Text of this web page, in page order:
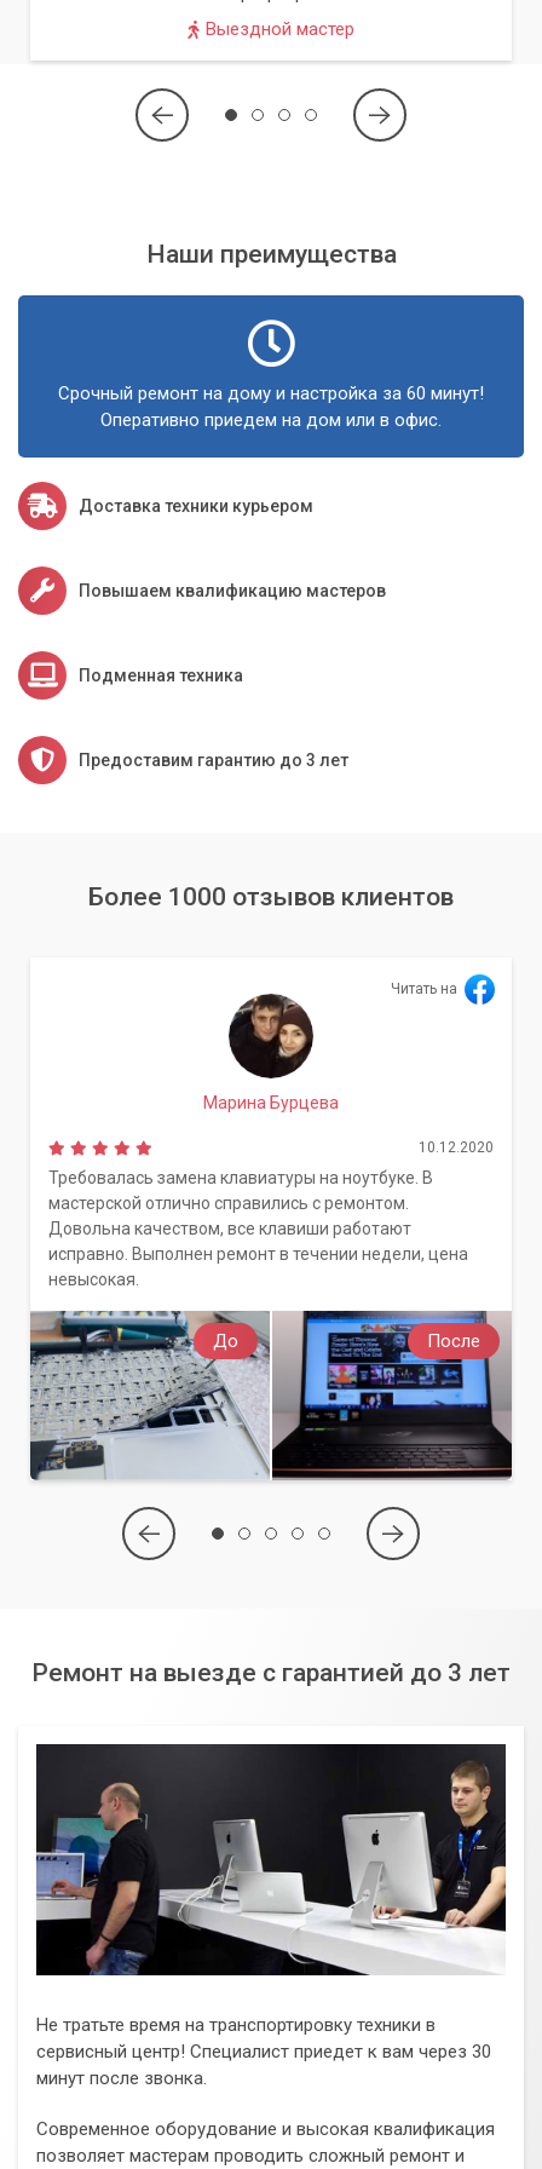
прокладка всех необходимых кабелей.
Тестирование и запуск системы.Проверка
работоспособности интернета и стабильности сигнала.
Техническая поддержка.Мы всегда готовы помочь
свои услуги жителям Киева и Киевской области. Мы
выполнение заказов и индивидуальный подход к каждому
клиенту. Получите надежный и быстрый интернет на даче
Выездной мастер
Наши преимущества
Срочный ремонт на дому и настройка за 60 минут!
Оперативно приедем на дом или в офис.
Доставка техники курьером
Повышаем квалификацию мастеров
Подменная техника
Предоставим гарантию до 3 лет
Более 1000 отзывов клиентов
До После
Читать на
Марина Бурцева
10.12.2020
Требовалась замена клавиатуры на ноутбуке. В
мастерской отлично справились с ремонтом.
Довольна качеством, все клавиши работают
исправно. Выполнен ремонт в течении недели, цена
невысокая.
Ремонт на выезде с гарантией до 3 лет
Не тратьте время на транспортировку техники в
сервисный центр! Специалист приедет к вам через 30
минут после звонка.
Современное оборудование и высокая квалификация
позволяет мастерам проводить сложный ремонт и